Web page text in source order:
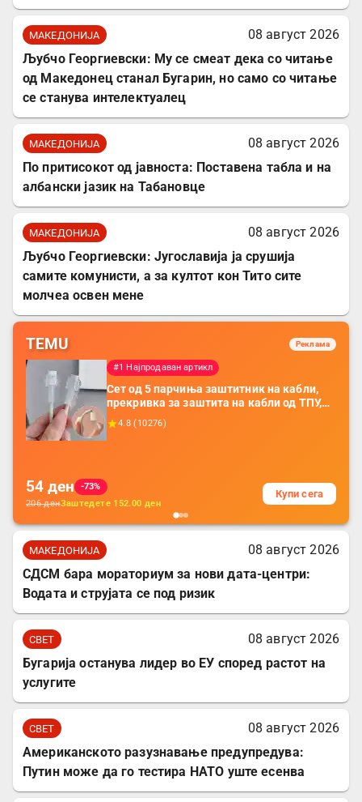
МАКЕДОНИЈА
08 август 2026
Љубчо Георгиевски: Му се смеат дека со читање
од Македонец станал Бугарин, но само со читање
се станува интелектуалец
МАКЕДОНИЈА
08 август 2026
По притисокот од јавноста: Поставена табла и на
албански јазик на Табановце
МАКЕДОНИЈА
08 август 2026
Љубчо Георгиевски: Југославија ја срушија
самите комунисти, а за култот кон Тито сите
молчеа освен мене
TEMU Реклама
#1 Најпродаван артикл
Сет од 5 парчиња заштитник на кабли,
прекривка за заштита на кабли од ТПУ,
додатоци за заштита на кабли, без
батерија, за мобилни телефони, комплет
4.8 ( 10276)
54 ден
-73%
206денЗаштедете 152.00 ден
Купи сега
МАКЕДОНИЈА
08 август 2026
СДСМ бара мораториум за нови дата-центри:
Водата и струјата се под ризик
СВЕТ
08 август 2026
Бугарија останува лидер во ЕУ според растот на
услугите
СВЕТ
08 август 2026
Американското разузнавање предупредува:
Путин може да го тестира НАТО уште есенва